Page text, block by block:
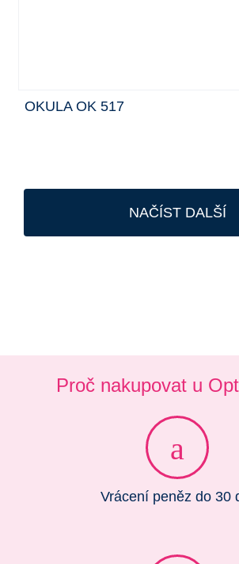
OKULA OK 517
NAČÍST DALŠÍ
Proč nakupovat u
Vrácení peněz do 30